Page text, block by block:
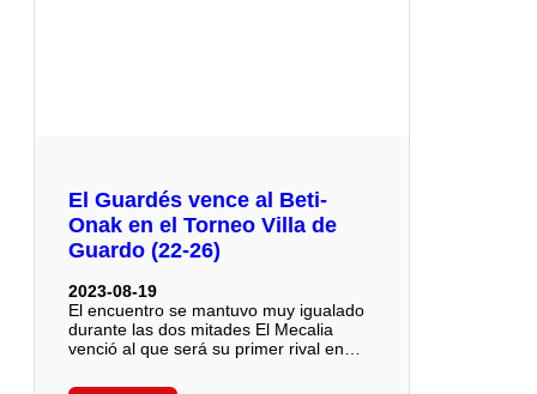
El Guardés vence al Beti-
Onak en el Torneo Villa de
Guardo (22-26)
2023-08-19
El encuentro se mantuvo muy igualado
durante las dos mitades El Mecalia
venció al que será su primer rival en…